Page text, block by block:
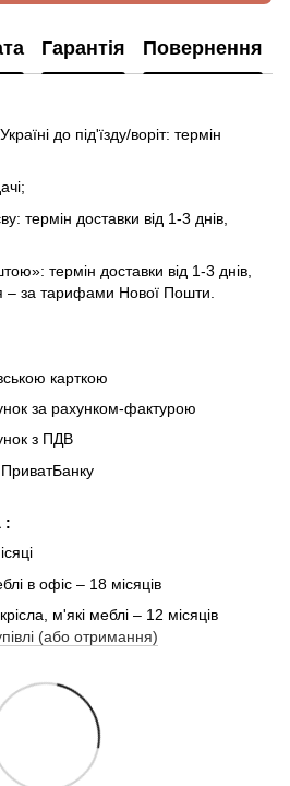
Гарантія Повернення
до під'їзду/воріт: термін
термін доставки від 1-3 днів,
термін доставки від 1-3 днів,
– за тарифами Нової Пошти.
карткою
за рахунком-фактурою
з ПДВ
:
в офіс – 18 місяців
м'які меблі – 12 місяців
(або отримання)